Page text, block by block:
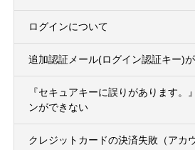
ログインについて
追加認証メール(ログイン認証キー)
『セキュアキーに誤りがあります。
ンができない
クレジットカードの決済失敗（アカ